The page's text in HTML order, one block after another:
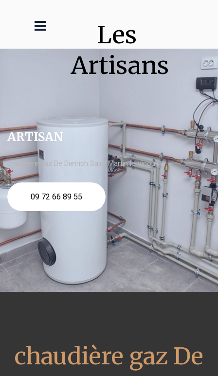
Les
Artisans
ARTISAN
chaudière gaz De Dietrich Saint Martin le Vinoux
09 72 66 89 55
chaudière gaz De